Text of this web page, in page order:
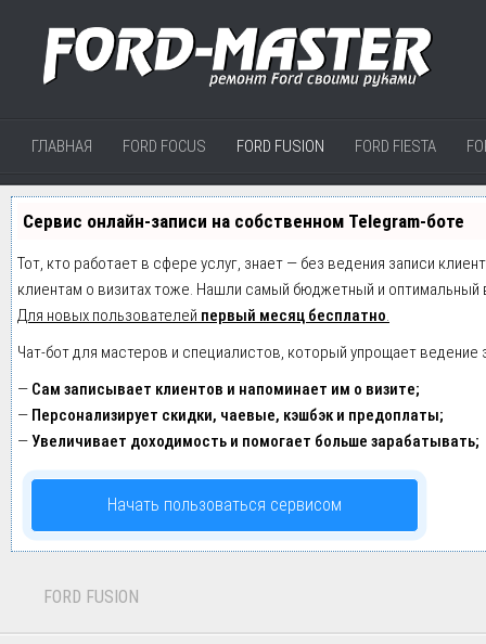
ГЛАВНАЯ FORD FOCUS FORD FUSION FORD FIESTA
Сервис онлайн-записи на собственном Telegram-боте
Тот, кто работает в сфере услуг, знает — без ведения записи
клиентам о визитах тоже. Нашли самый бюджетный и оптимальный
Для новых пользователей первый месяц бесплатно.
Чат-бот для мастеров и специалистов, который упрощает ведение
— Сам записывает клиентов и напоминает им о визите;
— Персонализирует скидки, чаевые, кэшбэк и предоплаты;
—Увеличивает доходимость и помогает больше зарабатывать;
Начать пользоваться сервисом
FORD FUSION